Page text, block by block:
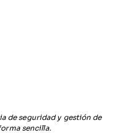
de seguridad y gestión de
sencilla.